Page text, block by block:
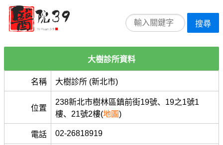
搜尋
大樹診所資料
名稱 大樹診所 (新北市)
位置
238新北市樹林區鎮前街19號、19之1號1
樓、21號2樓(地圖)
電話 02-26818919